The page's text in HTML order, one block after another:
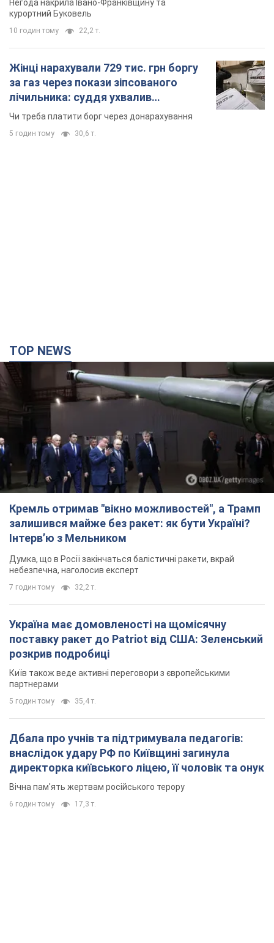
Негода накрила Івано-Франківщину та
курортний Буковель
10 годин тому 22,2 т.
Жінці нарахували 729 тис. грн боргу
за газ через покази зіпсованого
лічильника: суддя ухвалив
неочікуване рішення
Чи треба платити борг через донарахування
5 годин тому 30,6 т.
TOP NEWS
Кремль отримав "вікно можливостей", а Трамп
залишився майже без ракет: як бути Україні?
Інтерв’ю з Мельником
Думка, що в Росії закінчаться балістичні ракети, вкрай
небезпечна, наголосив експерт
7 годин тому 32,2 т.
Україна має домовленості на щомісячну
поставку ракет до Patriot від США: Зеленський
розкрив подробиці
Київ також веде активні переговори з європейськими
партнерами
5 годин тому 35,4 т.
Дбала про учнів та підтримувала педагогів:
внаслідок удару РФ по Київщині загинула
директорка київського ліцею, її чоловік та онук
Вічна пам'ять жертвам російського терору
6 годин тому 17,3 т.